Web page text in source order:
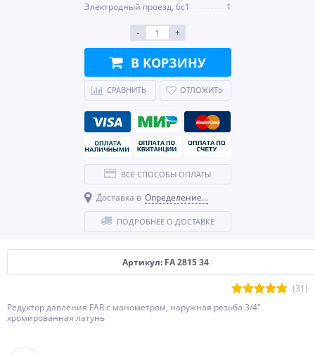
Артикул: FA 2815 34
(31)
Редуктор давления FAR с манометром, наружная резьба 3/4"
хромированная латунь
Электродный проезд, 6с1
1
- +
В КОРЗИНУ
СРАВНИТЬ ОТЛОЖИТЬ
ВСЕ СПОСОБЫ ОПЛАТЫ
Доставка в Определение...
ПОДРОБНЕЕ О ДОСТАВКЕ